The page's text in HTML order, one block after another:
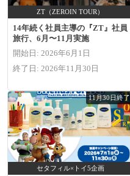
ZT（ZEROIN TOUR）
14年続く社員主導の『ZT』社員
旅行、6月〜11月実施
開始日: 2026年6月1日
終了日: 2026年11月30日
11月30日終了
セタフィル×トイ5企画